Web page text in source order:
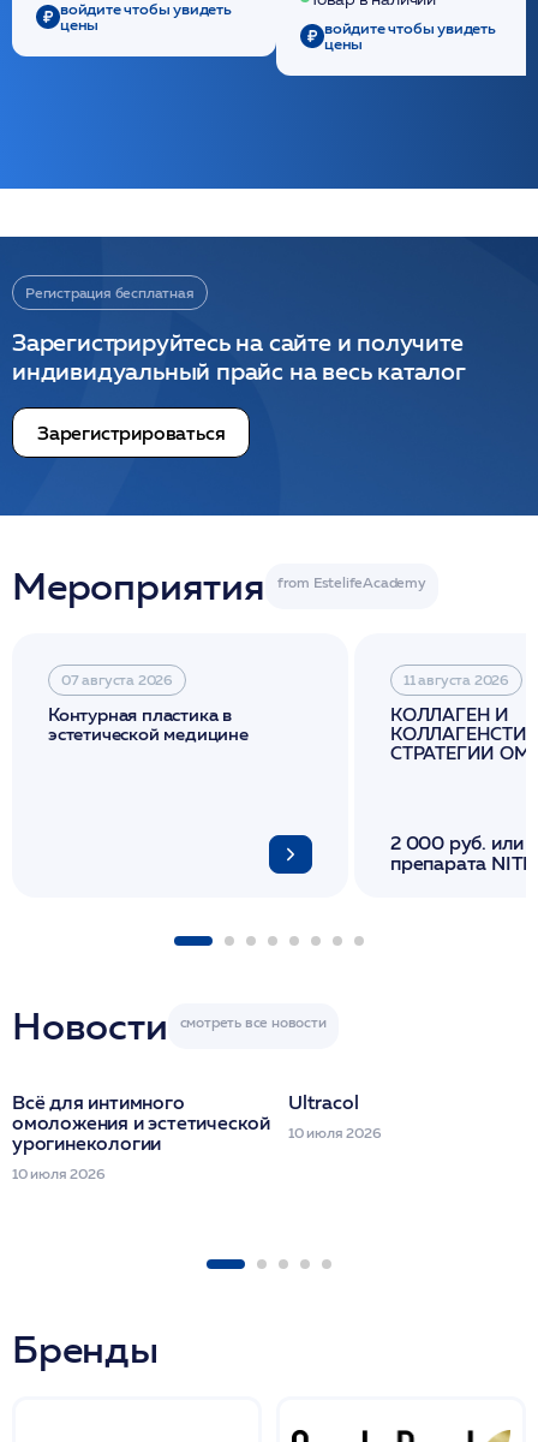
войдите чтобы увидеть
цены
войдите чтобы увидеть
цены
Регистрация бесплатная
Зарегистрируйтесь на сайте и получите
индивидуальный прайс на весь каталог
Зарегистрироваться
Мероприятия
07 августа 2026
Контурная пластика в
эстетической медицине
11 августа 2026
КОЛЛАГЕН И
СТРАТЕГИИ
2 000 руб. или
препарата
Новости
Всё для интимного
омоложения и эстетической
урогинекологии
10 июля 2026
Ultracol
10 июля 2026
Бренды